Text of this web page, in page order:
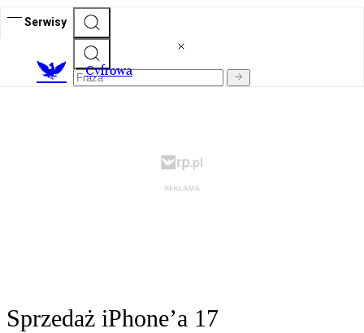
Serwisy
Cyfrowa
Sprzedaż iPhone’a 17